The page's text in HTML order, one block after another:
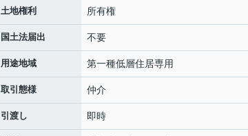
土地権利 所有権
国土法届出 不要
用途地域 第一種低層住居専用
取引態様 仲介
引渡し 即時